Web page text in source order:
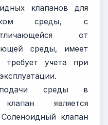
клапанов для
среды, с
от
среды, имеет
требует учета при
среды в
клапан является
клапан